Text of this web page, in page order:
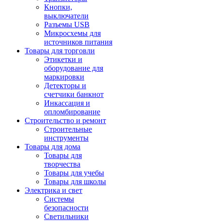
Кнопки,
выключатели
Разъемы USB
Микросхемы для
источников питания
Товары для торговли
Этикетки и
оборудование для
маркировки
Детекторы и
счетчики банкнот
Инкассация и
опломбирование
Строительство и ремонт
Строительные
инструменты
Товары для дома
Товары для
творчества
Товары для учебы
Товары для школы
Электрика и свет
Системы
безопасности
Светильники